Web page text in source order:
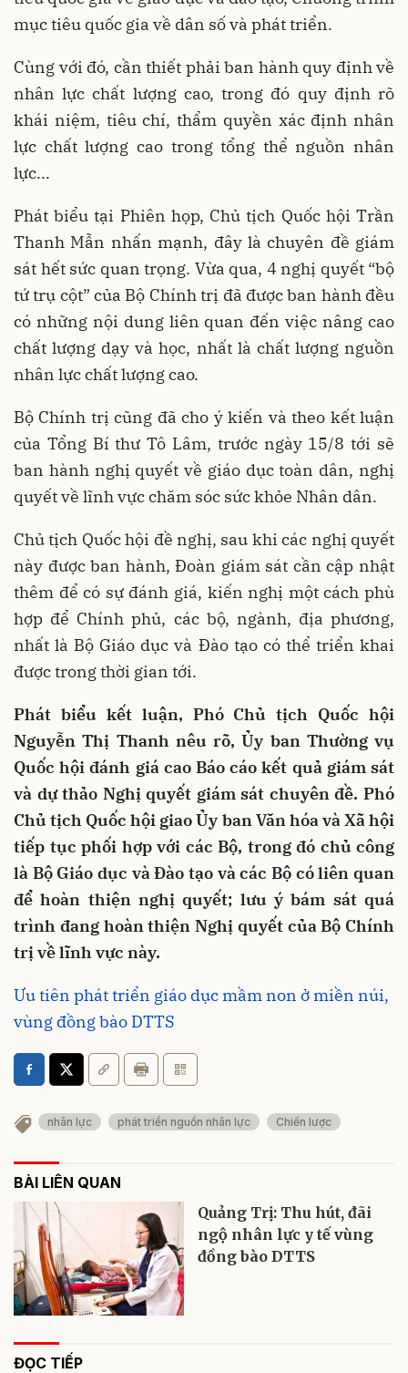
mục tiêu quốc gia về dân số và phát triển.
Cùng với đó, cần thiết phải ban hành quy định về
nhân lực chất lượng cao, trong đó quy định rõ
khái niệm, tiêu chí, thẩm quyền xác định nhân
lực chất lượng cao trong tổng thể nguồn nhân
lực...
Phát biểu tại Phiên họp, Chủ tịch Quốc hội Trần
Thanh Mẫn nhấn mạnh, đây là chuyên đề giám
sát hết sức quan trọng. Vừa qua, 4 nghị quyết “bộ
tứ trụ cột” của Bộ Chính trị đã được ban hành đều
có những nội dung liên quan đến việc nâng cao
chất lượng dạy và học, nhất là chất lượng nguồn
nhân lực chất lượng cao.
Bộ Chính trị cũng đã cho ý kiến và theo kết luận
của Tổng Bí thư Tô Lâm, trước ngày 15/8 tới sẽ
ban hành nghị quyết về giáo dục toàn dân, nghị
quyết về lĩnh vực chăm sóc sức khỏe Nhân dân.
Chủ tịch Quốc hội đề nghị, sau khi các nghị quyết
này được ban hành, Đoàn giám sát cần cập nhật
thêm để có sự đánh giá, kiến nghị một cách phù
hợp để Chính phủ, các bộ, ngành, địa phương,
nhất là Bộ Giáo dục và Đào tạo có thể triển khai
được trong thời gian tới.
Phát biểu kết luận, Phó Chủ tịch Quốc hội
Nguyễn Thị Thanh nêu rõ, Ủy ban Thường vụ
Quốc hội đánh giá cao Báo cáo kết quả giám sát
và dự thảo Nghị quyết giám sát chuyên đề. Phó
Chủ tịch Quốc hội giao Ủy ban Văn hóa và Xã hội
tiếp tục phối hợp với các Bộ, trong đó chủ công
là Bộ Giáo dục và Đào tạo và các Bộ có liên quan
để hoàn thiện nghị quyết; lưu ý bám sát quá
trình đang hoàn thiện Nghị quyết của Bộ Chính
trị về lĩnh vực này.
Ưu tiên phát triển giáo dục mầm non ở miền núi,
vùng đồng bào DTTS
nhân lực phát triển nguồn nhân lực Chiến lược
BÀI LIÊN QUAN
Quảng Trị: Thu hút, đãi
ngộ nhân lực y tế vùng
đồng bào DTTS
ĐỌC TIẾP